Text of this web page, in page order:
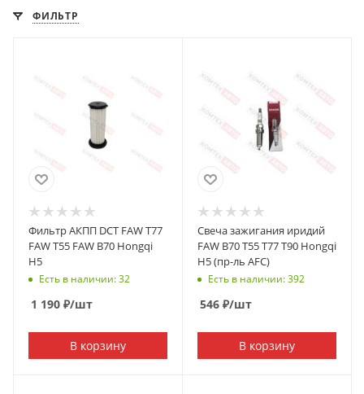
ФИЛЬТР
Фильтр АКПП DCT FAW T77
FAW T55 FAW B70 Hongqi
H5
Есть в наличии: 32
1 190 ₽/шт
В корзину
Свеча зажигания иридий
FAW B70 T55 T77 T90 Hongqi
H5 (пр-ль AFC)
Есть в наличии: 392
546 ₽/шт
В корзину